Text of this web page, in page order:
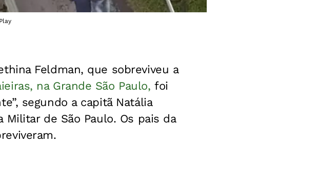
Feldman, que sobreviveu a
na Grande São Paulo, foi
segundo a capitã Natália
Militar de São Paulo. Os pais da